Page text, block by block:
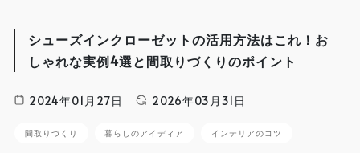
シューズインクローゼットの活用方法はこれ！お
しゃれな実例4選と間取りづくりのポイント
2024年01月27日 2026年03月31日
間取りづくり 暮らしのアイディア インテリアのコツ